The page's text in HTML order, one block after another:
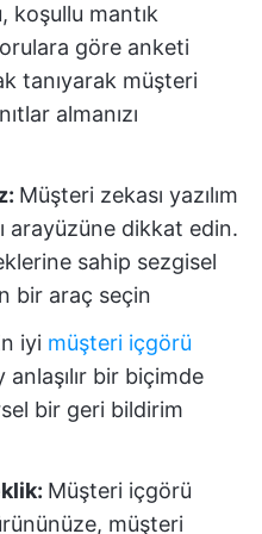
koşullu mantık
göre anketi
tanıyarak müşteri
almanızı
Müşteri zekası yazılım
arayüzüne dikkat edin.
sahip sezgisel
bir araç seçin
iyi müşteri içgörü
anlaşılır bir biçimde
bir geri bildirim
Müşteri içgörü
müşteri